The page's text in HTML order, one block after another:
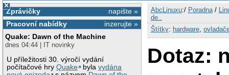
×
napište »
Zprávičky
inzerujte »
Pracovní nabídky
Quake: Dawn of the Machine
dnes 04:44 | IT novinky
U příležitosti 30. výročí vydání
počítačové hryQuake bylavydána
AbcLinuxu:/ Poradna/
de..
Štítky: hardware,
Dotaz: